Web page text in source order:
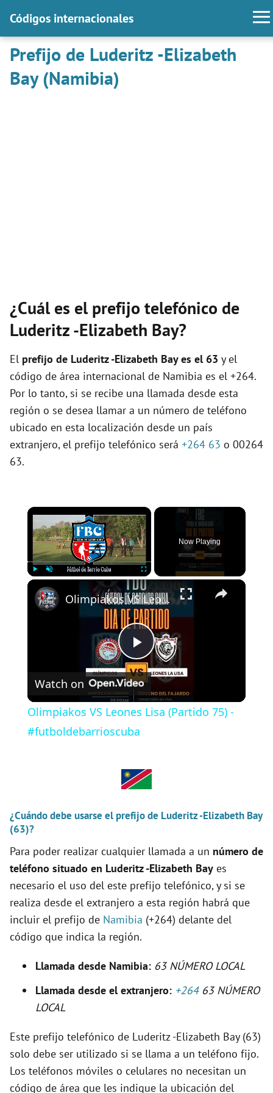
Códigos internacionales
Prefijo de Luderitz -Elizabeth
Bay (Namibia)
¿Cuál es el prefijo telefónico de
Luderitz -Elizabeth Bay?
El prefijo de Luderitz -Elizabeth Bay es el 63 y el
código de área internacional de Namibia es el +264.
Por lo tanto, si se recibe una llamada desde esta
región o se desea llamar a un número de teléfono
ubicado en esta localización desde un país
extranjero, el prefijo telefónico será +264 63 o 00264
63.
×
Fullscreen
Now Playing
×
P
l
a
y
d
e
Olimpiakos VS Leones Lisa (Partido 75) - #futboldebarrioscuba
Watch on
Olimpiakos VS Leones Lisa (Partido 75) -
#futboldebarrioscuba
¿Cuándo debe usarse el prefijo de Luderitz -Elizabeth Bay
(63)?
Para poder realizar cualquier llamada a un número de
teléfono situado en Luderitz -Elizabeth Bay es
necesario el uso del este prefijo telefónico, y si se
realiza desde el extranjero a esta región habrá que
incluir el prefijo de Namibia (+264) delante del
código que indica la región.
Llamada desde Namibia: 63 NÚMERO LOCAL
Llamada desde el extranjero: +26463 NÚMERO
LOCAL
Este prefijo telefónico de Luderitz -Elizabeth Bay (63)
solo debe ser utilizado si se llama a un teléfono fijo.
Los teléfonos móviles o celulares no necesitan un
código de área que les indique la ubicación del